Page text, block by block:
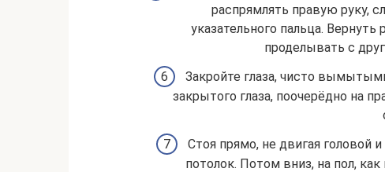
распрямлять правую руку,
указательного пальца.
проделывать с
Закройте глаза, чисто
закрытого глаза, поочерёдно на
Стоя прямо, не двигая головой
потолок. Потом вниз, на пол,